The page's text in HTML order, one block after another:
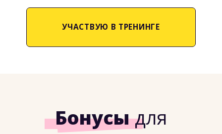
Скидка для команды коллег.
Выбрать валюту: